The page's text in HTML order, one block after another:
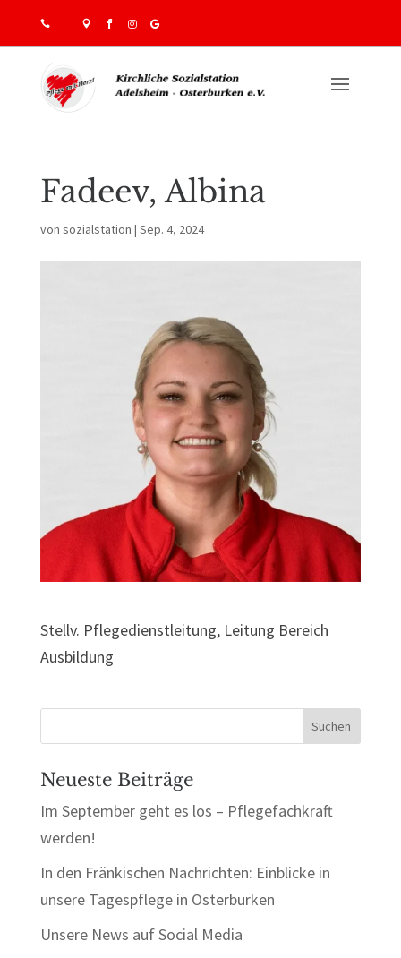
    
Fadeev, Albina
von sozialstation | Sep. 4, 2024
Stellv. Pflegedienstleitung, Leitung Bereich
Ausbildung
Neueste Beiträge
Im September geht es los – Pflegefachkraft
werden!
In den Fränkischen Nachrichten: Einblicke in
unsere Tagespflege in Osterburken
Unsere News auf Social Media